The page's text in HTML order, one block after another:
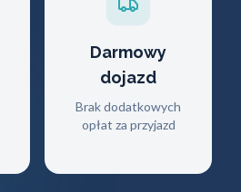
Darmowy
dojazd
Brak dodatkowych
opłat za przyjazd